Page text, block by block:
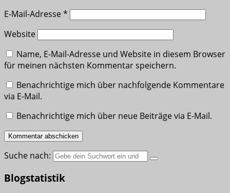
E-Mail-Adresse*
Website
Name, E-Mail-Adresse und Website in diesem Browser
für meinen nächsten Kommentar speichern.
Benachrichtige mich über nachfolgende Kommentare
via E-Mail.
Benachrichtige mich über neue Beiträge via E-Mail.
Suche nach:
Blogstatistik